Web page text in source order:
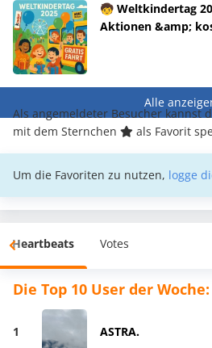
🧒 Weltkindertag
Aktionen &amp;
Alle
Als angemeldeter Besucher kannst
mit dem Sternchen
als Favorit
Um die Favoriten zu nutzen, logge
Heartbeats Votes
Die Top 10 User der Woche:
1 ASTRA.